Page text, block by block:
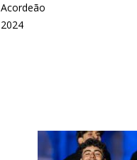
Acordeão
2024